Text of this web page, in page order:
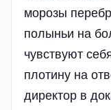
морозы
полыньи на
чувствуют
плотину на
директор в